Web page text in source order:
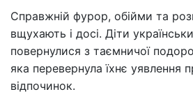
Справжній фурор, обійми та
вщухають і досі. Діти
повернулися з таємничої
яка перевернула їхнє уявлення
відпочинок.